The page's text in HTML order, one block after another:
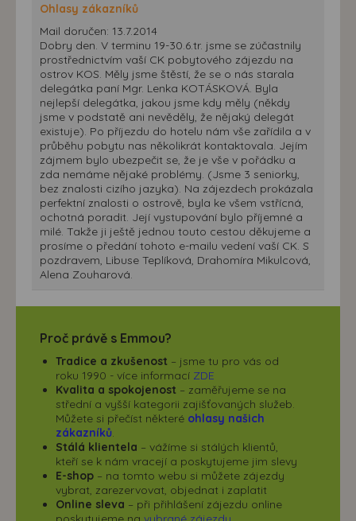
Ohlasy zákazníků
Mail doručen: 13.7.2014
Dobry den. V terminu 19-30.6.tr. jsme se zúčastnily
prostřednictvím vaší CK pobytového zájezdu na
ostrov KOS. Měly jsme štěstí, že se o nás starala
delegátka paní Mgr. Lenka KOTÁSKOVÁ. Byla
nejlepší delegátka, jakou jsme kdy měly (někdy
jsme v podstatě ani nevěděly, že nějaký delegát
existuje). Po příjezdu do hotelu nám vše zařídila a v
průběhu pobytu nas několikrát kontaktovala. Jejím
zájmem bylo ubezpečit se, že je vše v pořádku a
zda nemáme nějaké problémy. (Jsme 3 seniorky,
bez znalosti cizího jazyka). Na zájezdech prokázala
perfektní znalosti o ostrově, byla ke všem vstřícná,
ochotná poradit. Její vystupování bylo příjemné a
milé. Takže ji ještě jednou touto cestou děkujeme a
prosíme o předání tohoto e-mailu vedení vaší CK. S
pozdravem, Libuse Teplíková, Drahomíra Mikulcová,
Alena Zouharová.
Proč právě s Emmou?
Tradice a zkušenost – jsme tu pro vás od
roku 1990 - více informací ZDE
Kvalita a spokojenost – zaměřujeme se na
střední a vyšší kategorii zajišťovaných služeb.
Můžete si přečíst některé ohlasy našich
zákazníků.
Stálá klientela – vážíme si stálých klientů,
kteří se k nám vracejí a poskytujeme jim slevy
E-shop – na tomto webu si můžete zájezdy
vybrat, zarezervovat, objednat i zaplatit
Online sleva – při přihlášení zájezdu online